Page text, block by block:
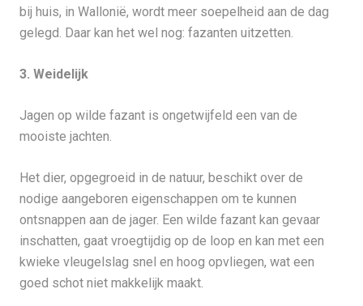
bij huis, in Wallonië, wordt meer soepelheid aan de dag
gelegd. Daar kan het wel nog: fazanten uitzetten.
3. Weidelijk
Jagen op wilde fazant is ongetwijfeld een van de
mooiste jachten.
Het dier, opgegroeid in de natuur, beschikt over de
nodige aangeboren eigenschappen om te kunnen
ontsnappen aan de jager. Een wilde fazant kan gevaar
inschatten, gaat vroegtijdig op de loop en kan met een
kwieke vleugelslag snel en hoog opvliegen, wat een
goed schot niet makkelijk maakt.